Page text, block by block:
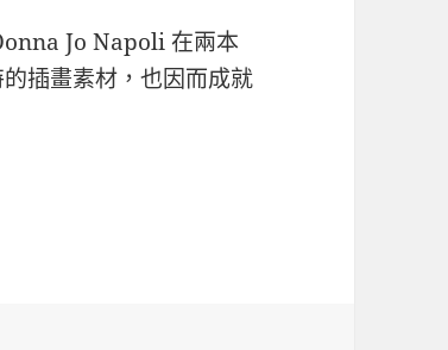
Jo Napoli 在兩本
插畫素材，也因而成就
本